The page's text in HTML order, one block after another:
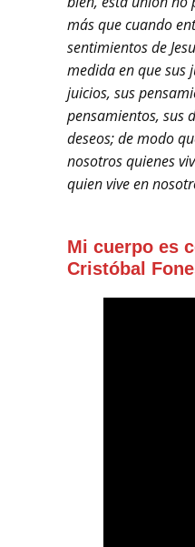
más que cuando
sentimientos de
medida en que sus
juicios, sus
pensamientos, sus
deseos; de modo
nosotros quienes
quien vive en
Mi cuerpo es
Cristóbal